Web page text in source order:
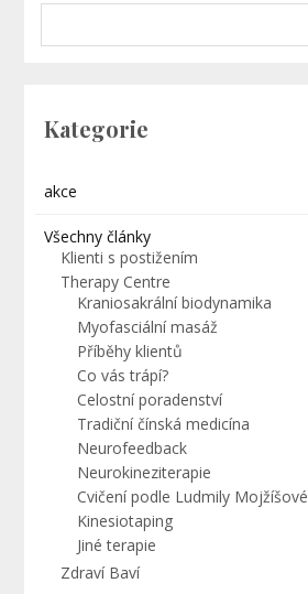
Kategorie
akce
Všechny články
Klienti s postižením
Therapy Centre
Kraniosakrální biodynamika
Myofasciální masáž
Příběhy klientů
Co vás trápí?
Celostní poradenství
Tradiční čínská medicína
Neurofeedback
Neurokineziterapie
Cvičení podle Ludmily Mojžíšové
Kinesiotaping
Jiné terapie
Zdraví Baví